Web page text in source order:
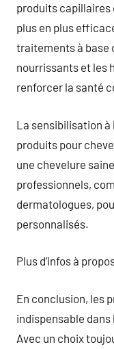
produits capillaires
plus en plus
traitements à base
nourrissants et les
renforcer la santé
La sensibilisation à
produits pour
une chevelure
professionnels,
dermatologues,
personnalisés.
Plus d’infos à
En conclusion, les
indispensable
Avec un choix